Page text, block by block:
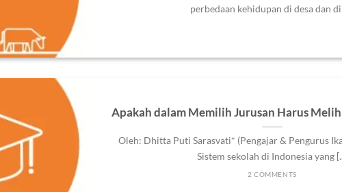
perbedaan kehidupan di desa dan di
Apakah dalam Memilih Jurusan Harus
Oleh: Dhitta Puti Sarasvati* (Pengajar & Pengurus
Sistem sekolah di Indonesia yang
2 COMMENTS